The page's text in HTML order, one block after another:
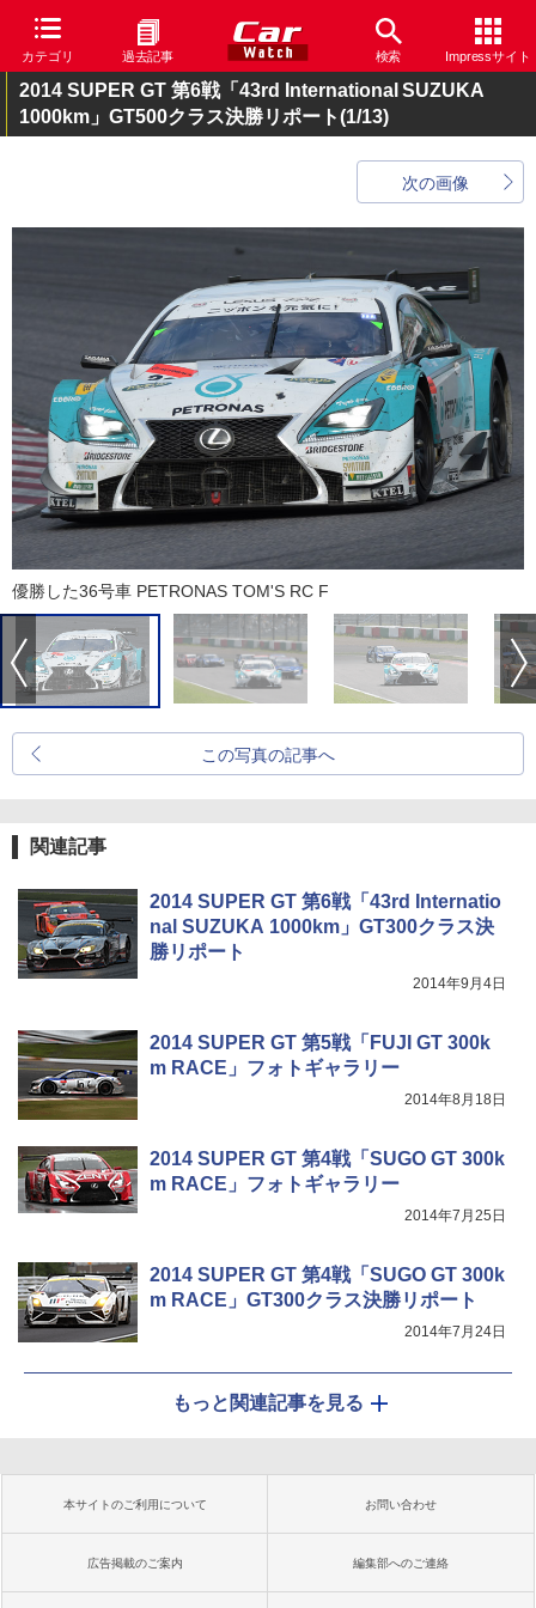
カテゴリ 過去記事 検索 Impressサイト
2014 SUPER GT 第6戦「43rd International SUZUKA
1000km」GT500クラス決勝リポート(1/13)
次の画像
優勝した36号車 PETRONAS TOM'S RC F
この写真の記事へ
関連記事
2014 SUPER GT 第6戦「43rd Internatio
nal SUZUKA 1000km」GT300クラス決
勝リポート
2014年9月4日
2014 SUPER GT 第5戦「FUJI GT 300k
m RACE」フォトギャラリー
2014年8月18日
2014 SUPER GT 第4戦「SUGO GT 300k
m RACE」フォトギャラリー
2014年7月25日
2014 SUPER GT 第4戦「SUGO GT 300k
m RACE」GT300クラス決勝リポート
2014年7月24日
もっと関連記事を見る
本サイトのご利用について お問い合わせ
広告掲載のご案内 編集部へのご連絡